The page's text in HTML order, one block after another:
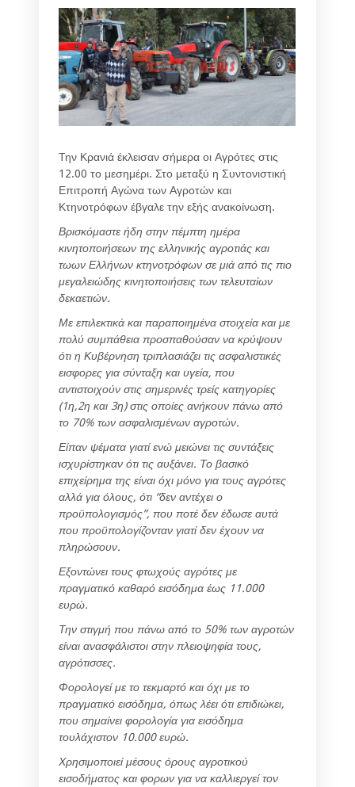
Την Κρανιά έκλεισαν σήμερα οι Αγρότες στις
12.00 το μεσημέρι. Στο μεταξύ η Συντονιστική
Επιτροπή Αγώνα των Αγροτών και
Κτηνοτρόφων έβγαλε την εξής ανακοίνωση.
Βρισκόμαστε ήδη στην πέμπτη ημέρα
κινητοποιήσεων της ελληνικής αγροτιάς και
τωων Ελλήνων κτηνοτρόφων σε μιά από τις πιο
μεγαλειώδης κινητοποιήσεις των τελευταίων
δεκαετιών.
Με επιλεκτικά και παραποιημένα στοιχεία και με
πολύ συμπάθεια προσπαθούσαν να κρύψουν
ότι η Κυβέρνηση τριπλασιάζει τις ασφαλιστικές
εισφορες για σύνταξη και υγεία, που
αντιστοιχούν στις σημερινές τρείς κατηγορίες
(1η,2η και 3η) στις οποίες ανήκουν πάνω από
το 70% των ασφαλισμένων αγροτών.
Είπαν ψέματα γιατί ενώ μειώνει τις συντάξεις
ισχυρίστηκαν ότι τις αυξάνει. Το βασικό
επιχείρημα της είναι όχι μόνο για τους αγρότες
αλλά για όλους, ότι “δεν αντέχει ο
προϋπολογισμός”, που ποτέ δεν έδωσε αυτά
που προϋπολογίζονταν γιατί δεν έχουν να
πληρώσουν.
Εξοντώνει τους φτωχούς αγρότες με
πραγματικό καθαρό εισόδημα έως 11.000
ευρώ.
Την στιγμή που πάνω από το 50% των αγροτών
είναι ανασφάλιστοι στην πλειοψηφία τους,
αγρότισσες.
Φορολογεί με το τεκμαρτό και όχι με το
πραγματικό εισόδημα, όπως λέει ότι επιδιώκει,
που σημαίνει φορολογία για εισόδημα
τουλάχιστον 10.000 ευρώ.
Χρησιμοποιεί μέσους όρους αγροτικού
εισοδήματος και φορων για να καλλιεργεί τον